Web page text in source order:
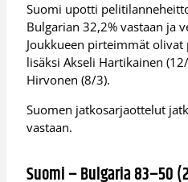
Suomi upotti
Bulgarian 32,2% vastaan ja
Joukkueen pirteimmät
lisäksi Akseli Hartikainen
Hirvonen (8/3).
Suomen jatkosarjaottelut
vastaan.
Suomi – Bulgaria 83–50